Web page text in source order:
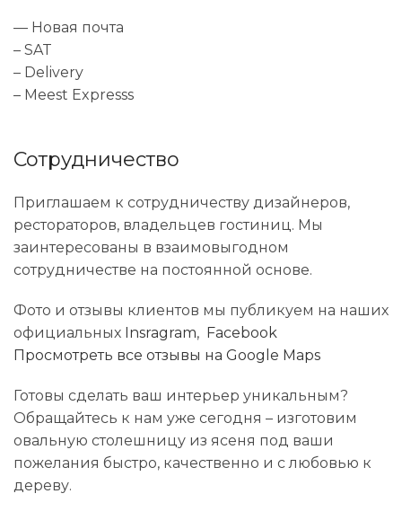
— Новая почта
– SAT
– Delivery
– Meest Expresss
Сотрудничество
Приглашаем к сотрудничеству дизайнеров,
рестораторов, владельцев гостиниц. Мы
заинтересованы в взаимовыгодном
сотрудничестве на постоянной основе.
Фото и отзывы клиентов мы публикуем на наших
официальных Insragram, Facebook
Просмотреть все отзывы на Google Maps
Готовы сделать ваш интерьер уникальным?
Обращайтесь к нам уже сегодня – изготовим
овальную столешницу из ясеня под ваши
пожелания быстро, качественно и с любовью к
дереву.